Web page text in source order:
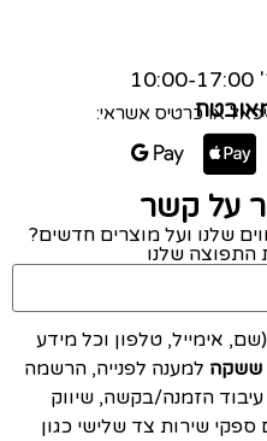
או כרטיס אשראי:
על קשר
שלנו ועל מוצרים חדשים?
התפוצה שלנו
אימייל, טלפון וכל מידע
ששקה למענה לפנייה, הרשמה
הזמנה/בקשה, שיווק
ספקי שירות צד שלישי כגון